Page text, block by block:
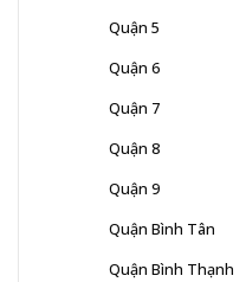
Quận 5
Quận 6
Quận 7
Quận 8
Quận 9
Quận Bình Tân
Quận Bình Thạnh